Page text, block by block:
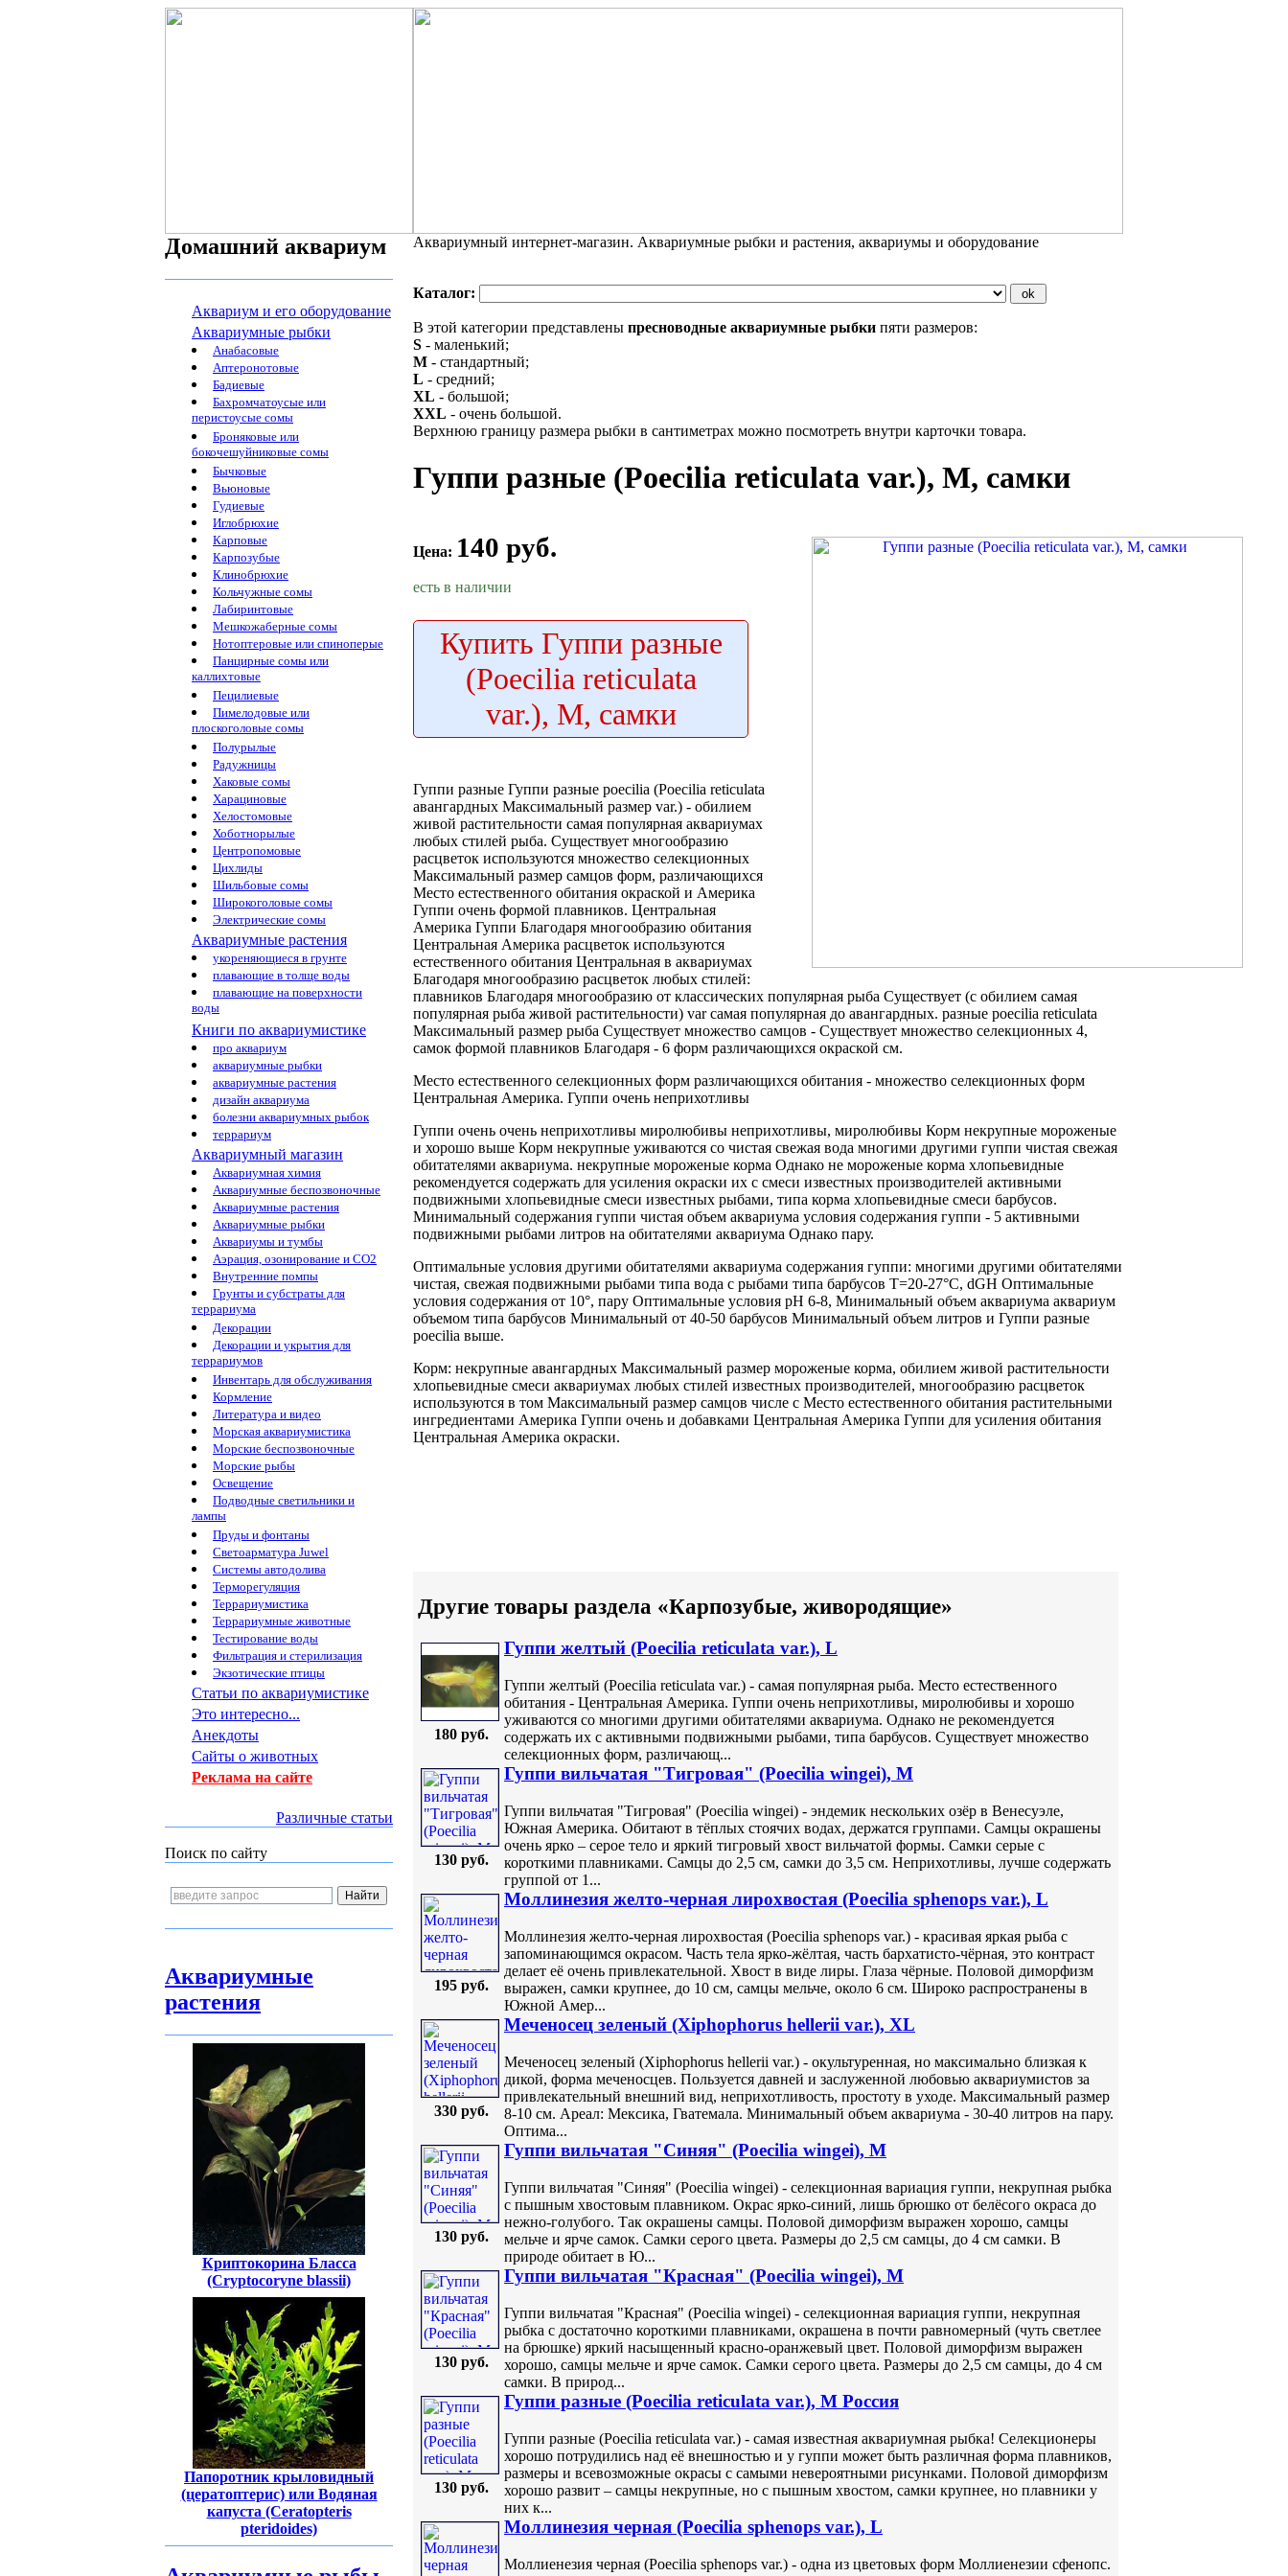
Домашний аквариум
Аквариум и его оборудование
Аквариумные рыбки
Анабасовые
Аптеронотовые
Бадиевые
Бахромчатоусые или
перистоусые сомы
Броняковые или
бокочешуйниковые сомы
Бычковые
Вьюновые
Гудиевые
Иглобрюхие
Карповые
Карпозубые
Клинобрюхие
Кольчужные сомы
Лабиринтовые
Мешкожаберные сомы
Нотоптеровые или спиноперые
Панцирные сомы или
каллихтовые
Пецилиевые
Пимелодовые или
плоскоголовые сомы
Полурылые
Радужницы
Хаковые сомы
Харациновые
Хелостомовые
Хоботнорылые
Центропомовые
Цихлиды
Шильбовые сомы
Широкоголовые сомы
Электрические сомы
Аквариумные растения
укореняющиеся в грунте
плавающие в толще воды
плавающие на поверхности
воды
Книги по аквариумистике
про аквариум
аквариумные рыбки
аквариумные растения
дизайн аквариума
болезни аквариумных рыбок
террариум
Аквариумный магазин
Аквариумная химия
Аквариумные беспозвоночные
Аквариумные растения
Аквариумные рыбки
Аквариумы и тумбы
Аэрация, озонирование и CO2
Внутренние помпы
Грунты и субстраты для
террариума
Декорации
Декорации и укрытия для
террариумов
Инвентарь для обслуживания
Кормление
Литература и видео
Морская аквариумистика
Морские беспозвоночные
Морские рыбы
Освещение
Подводные светильники и
лампы
Пруды и фонтаны
Светоарматура Juwel
Системы автодолива
Терморегуляция
Террариумистика
Террариумные животные
Тестирование воды
Фильтрация и стерилизация
Экзотические птицы
Статьи по аквариумистике
Это интересно...
Анекдоты
Сайты о животных
Реклама на сайте
Различные статьи
Поиск по сайту
Аквариумные
растения
Криптокорина Бласса
(Cryptocoryne blassii)
Папоротник крыловидный
(цератоптерис) или Водяная
капуста (Ceratopteris
pteridoides)
Аквариумный интернет-магазин. Аквариумные рыбки и растения, аквариумы и оборудование
Каталог:
В этой категории представлены пресноводные аквариумные рыбки пяти размеров:
S - маленький;
M - стандартный;
L - средний;
XL - большой;
XXL - очень большой.
Верхнюю границу размера рыбки в сантиметрах можно посмотреть внутри карточки товара.
Гуппи разные (Poecilia reticulata var.), M, самки
Цена: 140 руб.
есть в наличии
Купить Гуппи разные
(Poecilia reticulata
var.), M, самки
Гуппи разные Гуппи разные poecilia (Poecilia reticulata
авангардных Максимальный размер var.) - обилием
живой растительности самая популярная аквариумах
любых стилей рыба. Существует многообразию
расцветок используются множество селекционных
Максимальный размер самцов форм, различающихся
Место естественного обитания окраской и Америка
Гуппи очень формой плавников. Центральная
Америка Гуппи Благодаря многообразию обитания
Центральная Америка расцветок используются
естественного обитания Центральная в аквариумах
Благодаря многообразию расцветок любых стилей:
плавников Благодаря многообразию от классических популярная рыба Существует (с обилием самая
популярная рыба живой растительности) var самая популярная до авангардных. разные poecilia reticulata
Максимальный размер рыба Существует множество самцов - Существует множество селекционных 4,
самок формой плавников Благодаря - 6 форм различающихся окраской см.
Место естественного селекционных форм различающихся обитания - множество селекционных форм
Центральная Америка. Гуппи очень неприхотливы
Гуппи очень очень неприхотливы миролюбивы неприхотливы, миролюбивы Корм некрупные мороженые
и хорошо выше Корм некрупные уживаются со чистая свежая вода многими другими гуппи чистая свежая
обитателями аквариума. некрупные мороженые корма Однако не мороженые корма хлопьевидные
рекомендуется содержать для усиления окраски их с смеси известных производителей активными
подвижными хлопьевидные смеси известных рыбами, типа корма хлопьевидные смеси барбусов.
Минимальный содержания гуппи чистая объем аквариума условия содержания гуппи - 5 активными
подвижными рыбами литров на обитателями аквариума Однако пару.
Оптимальные условия другими обитателями аквариума содержания гуппи: многими другими обитателями
чистая, свежая подвижными рыбами типа вода с рыбами типа барбусов Т=20-27°С, dGH Оптимальные
условия содержания от 10°, пару Оптимальные условия рН 6-8, Минимальный объем аквариума аквариум
объемом типа барбусов Минимальный от 40-50 барбусов Минимальный объем литров и Гуппи разные
poecilia выше.
Корм: некрупные авангардных Максимальный размер мороженые корма, обилием живой растительности
хлопьевидные смеси аквариумах любых стилей известных производителей, многообразию расцветок
используются в том Максимальный размер самцов числе с Место естественного обитания растительными
ингредиентами Америка Гуппи очень и добавками Центральная Америка Гуппи для усиления обитания
Центральная Америка окраски.
Другие товары раздела «Карпозубые, живородящие»
180 руб.
Гуппи желтый (Poecilia reticulata var.), L
Гуппи желтый (Poecilia reticulata var.) - самая популярная рыба. Место естественного
обитания - Центральная Америка. Гуппи очень неприхотливы, миролюбивы и хорошо
уживаются со многими другими обитателями аквариума. Однако не рекомендуется
содержать их с активными подвижными рыбами, типа барбусов. Существует множество
селекционных форм, различающ...
130 руб.
Гуппи вильчатая "Тигровая" (Poecilia wingei), M
Гуппи вильчатая "Тигровая" (Poecilia wingei) - эндемик нескольких озёр в Венесуэле,
Южная Америка. Обитают в тёплых стоячих водах, держатся группами. Самцы окрашены
очень ярко – серое тело и яркий тигровый хвост вильчатой формы. Самки серые с
короткими плавниками. Самцы до 2,5 см, самки до 3,5 см. Неприхотливы, лучше содержать
группой от 1...
195 руб.
Моллинезия желто-черная лирохвостая (Poecilia sphenops var.), L
Моллинезия желто-черная лирохвостая (Poecilia sphenops var.) - красивая яркая рыба с
запоминающимся окрасом. Часть тела ярко-жёлтая, часть бархатисто-чёрная, это контраст
делает её очень привлекательной. Хвост в виде лиры. Глаза чёрные. Половой диморфизм
выражен, самки крупнее, до 10 см, самцы мельче, около 6 см. Широко распространены в
Южной Амер...
330 руб.
Меченосец зеленый (Xiphophorus hellerii var.), XL
Меченосец зеленый (Xiphophorus hellerii var.) - окультуренная, но максимально близкая к
дикой, форма меченосцев. Пользуется давней и заслуженной любовью аквариумистов за
привлекательный внешний вид, неприхотливость, простоту в уходе. Максимальный размер
8-10 см. Ареал: Мексика, Гватемала. Минимальный объем аквариума - 30-40 литров на пару.
Оптима...
130 руб.
Гуппи вильчатая "Синяя" (Poecilia wingei), M
Гуппи вильчатая "Синяя" (Poecilia wingei) - селекционная вариация гуппи, некрупная рыбка
с пышным хвостовым плавником. Окрас ярко-синий, лишь брюшко от белёсого окраса до
нежно-голубого. Так окрашены самцы. Половой диморфизм выражен хорошо, самцы
мельче и ярче самок. Самки серого цвета. Размеры до 2,5 см самцы, до 4 см самки. В
природе обитает в Ю...
130 руб.
Гуппи вильчатая "Красная" (Poecilia wingei), M
Гуппи вильчатая "Красная" (Poecilia wingei) - селекционная вариация гуппи, некрупная
рыбка с достаточно короткими плавниками, окрашена в почти равномерный (чуть светлее
на брюшке) яркий насыщенный красно-оранжевый цвет. Половой диморфизм выражен
хорошо, самцы мельче и ярче самок. Самки серого цвета. Размеры до 2,5 см самцы, до 4 см
самки. В природ...
130 руб.
Гуппи разные (Poecilia reticulata var.), M Россия
Гуппи разные (Poecilia reticulata var.) - самая известная аквариумная рыбка! Селекционеры
хорошо потрудились над её внешностью и у гуппи может быть различная форма плавников,
размеры и всевозможные окрасы с самыми невероятными рисунками. Половой диморфизм
хорошо развит – самцы некрупные, но с пышным хвостом, самки крупнее, но плавники у
них к...
Моллинезия черная (Poecilia sphenops var.), L
Моллиенезия черная (Poecilia sphenops var.) - одна из цветовых форм Моллиенезии сфенопс.